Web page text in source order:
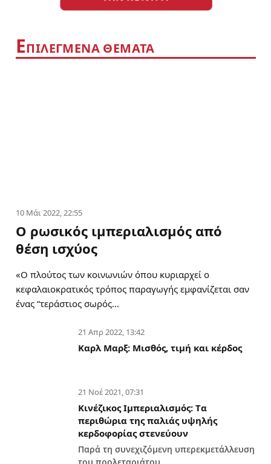
ΕΠΙΛΕΓΜΕΝΑ ΘΕΜΑΤΑ
10 Μάι 2022, 22:55
Ο ρωσικός ιμπεριαλισμός από
θέση ισχύος
«Ο πλούτος των κοινωνιών όπου κυριαρχεί ο
κεφαλαιοκρατικός τρόπος παραγωγής εμφανίζεται σαν
ένας “τεράστιος σωρός…
21 Απρ 2022, 13:42
Καρλ Μαρξ: Μισθός, τιμή και κέρδος
21 Νοέ 2021, 07:31
Κινέζικος Ιμπεριαλισμός: Tα
περιθώρια της παλιάς υψηλής
κερδοφορίας στενεύουν
Παρά τη συνεχιζόμενη υπερεκμετάλλευση